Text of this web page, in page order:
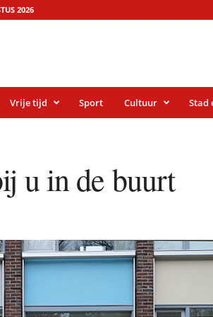
2026
Vrije tijd Sport Cultuur Stad
u in de buurt